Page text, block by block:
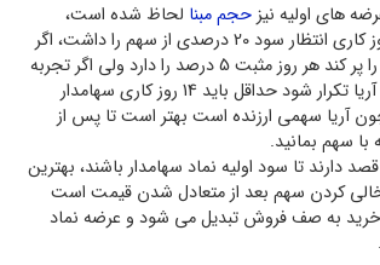
های اولیه نیزحجم مبنا لحاظ شده است،
نمیتوان ظرف چند روز کاری انتظار سود 20 درصدی از سهم را داشت، اگر
آریا بتواند حجم مبنا را پر کند هر روز مثبت 5 درصد را دارد ولی اگر تجربه
عرضه اولیه صبا برای آریا تکرار شود حداقل باید 14 روز کاری سهامدار
چون آریا سهمی ارزنده است بهتر است تا پس از
با سهم بمانید.
دارند تا سود اولیه نماد سهامدار باشند، بهترین
کردن سهم بعد از متعادل شدن قیمت است
به صف فروش تبدیل می شود و عرضه نماد